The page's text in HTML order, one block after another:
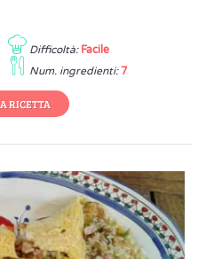
Difficoltà: Facile
Num. ingredienti: 7
RICETTA